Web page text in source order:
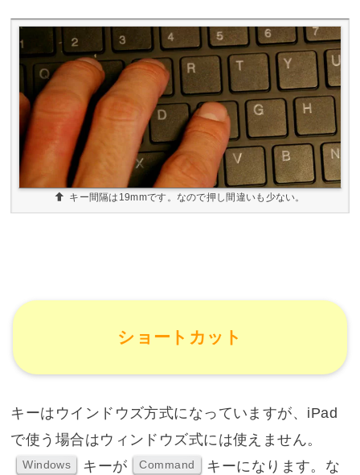
キー間隔は19mmです。なので押し間違いも少ない。
ショートカット
キーはウインドウズ方式になっていますが、iPad
で使う場合はウィンドウズ式には使えません。
Windows キーが Command
キーになります。な